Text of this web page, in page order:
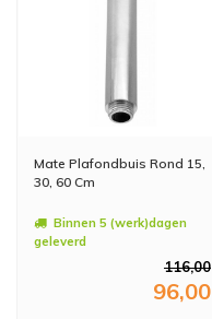
Mate Plafondbuis Rond 15,
30, 60 Cm
Binnen 5 (werk)dagen
geleverd
116,00
96,00